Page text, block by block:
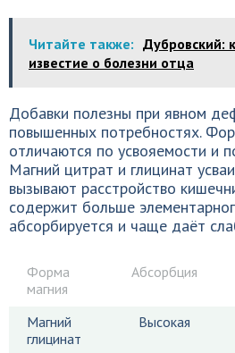
Читайте также: Дубровский:
известие о болезни отца
Добавки полезны при явном
повышенных потребностях.
отличаются по усвояемости и
Магний цитрат и глицинат
вызывают расстройство
содержит больше
абсорбируется и чаще даёт
Форма
магния
Абсорбция
Магний
глицинат
Высокая